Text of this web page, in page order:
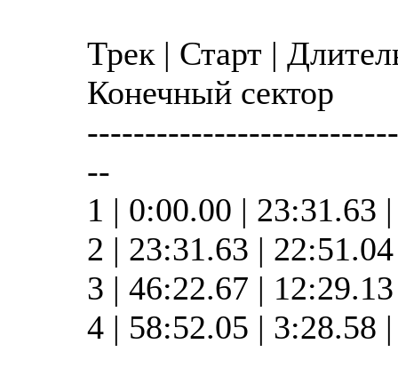
Трек | Старт |
Конечный сектор
--
1 | 0:00.00 | 23:31.63
2 | 23:31.63 |
3 | 46:22.67 |
4 | 58:52.05 | 3:28.58